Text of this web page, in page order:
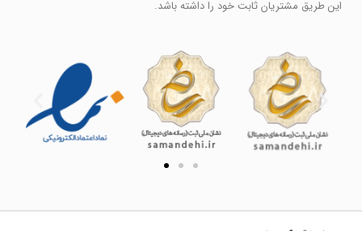
این طریق مشتریان ثابت خود را داشته باشد.